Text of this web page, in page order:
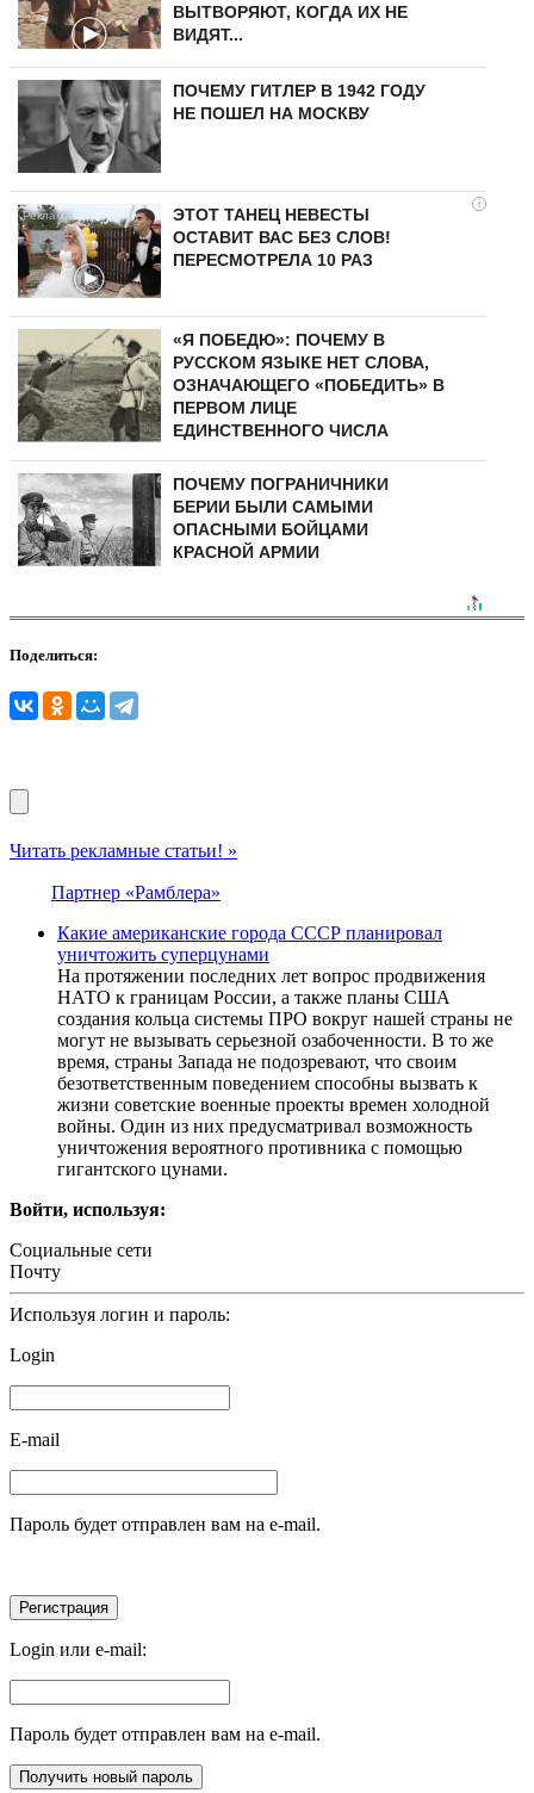
ВЫТВОРЯЮТ, КОГДА ИХ НЕ
ВИДЯТ...
ПОЧЕМУ ГИТЛЕР В 1942 ГОДУ
НЕ ПОШЕЛ НА МОСКВУ
i
ЭТОТ ТАНЕЦ НЕВЕСТЫ
ОСТАВИТ ВАС БЕЗ СЛОВ!
ПЕРЕСМОТРЕЛА 10 РАЗ
«Я ПОБЕДЮ»: ПОЧЕМУ В
РУССКОМ ЯЗЫКЕ НЕТ СЛОВА,
ОЗНАЧАЮЩЕГО «ПОБЕДИТЬ» В
ПЕРВОМ ЛИЦЕ
ЕДИНСТВЕННОГО ЧИСЛА
ПОЧЕМУ ПОГРАНИЧНИКИ
БЕРИИ БЫЛИ САМЫМИ
ОПАСНЫМИ БОЙЦАМИ
КРАСНОЙ АРМИИ
Поделиться:
Читать рекламные статьи! »
Партнер «Рамблера»
Какие американские города СССР планировал
уничтожить суперцунами
На протяжении последних лет вопрос продвижения
НАТО к границам России, а также планы США
создания кольца системы ПРО вокруг нашей страны не
могут не вызывать серьезной озабоченности. В то же
время, страны Запада не подозревают, что своим
безответственным поведением способны вызвать к
жизни советские военные проекты времен холодной
войны. Один из них предусматривал возможность
уничтожения вероятного противника с помощью
гигантского цунами.
Войти, используя:
Социальные сети
Почту
Используя логин и пароль:
Login
E-mail
Пароль будет отправлен вам на e-mail.
Login или e-mail:
Пароль будет отправлен вам на e-mail.